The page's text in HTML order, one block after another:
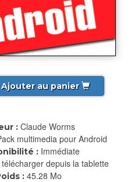
Ajouter au panier
: Claude Worms
multimedia pour Android
: Immédiate
télécharger depuis la tablette
: 45.28 Mo